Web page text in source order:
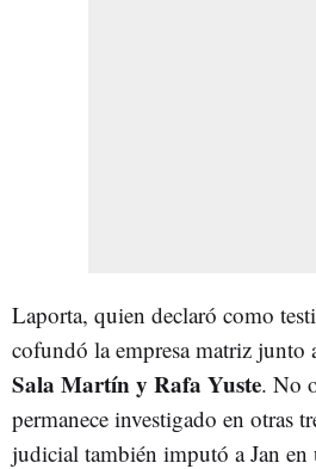
Laporta, quien declaró como
cofundó la empresa matriz junto
Sala Martín y Rafa Yuste. No
permanece investigado en otras
judicial también imputó a Jan en